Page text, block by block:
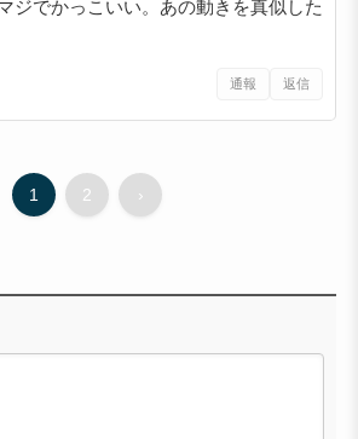
ジでかっこいい。あの動きを真似した
通報 返信
1 2 ›